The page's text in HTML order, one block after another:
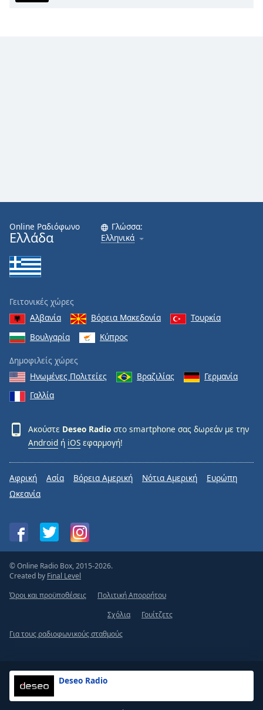
Deseo Radio
Online Ραδιόφωνο
Ελλάδα
Γλώσσα:
Ελληνικά
Γειτονικές χώρες
Αλβανία
Βόρεια Μακεδονία
Τουρκία
Βουλγαρία
Κύπρος
Δημοφιλείς χώρες
Ηνωμένες Πολιτείες
Βραζιλίας
Γερμανία
Γαλλία
Ακούστε Deseo Radio στο smartphone σας δωρεάν με την
Android ή iOS εφαρμογή!
Αφρική Ασία Βόρεια Αμερική Νότια Αμερική
Ευρώπη
Ωκεανία
© Online Radio Box, 2015-2026.
Created by Final Level
Όροι και προϋποθέσεις
Πολιτική Απορρήτου
Σχόλια
Γουίτζετς
Για τους ραδιοφωνικούς σταθμούς